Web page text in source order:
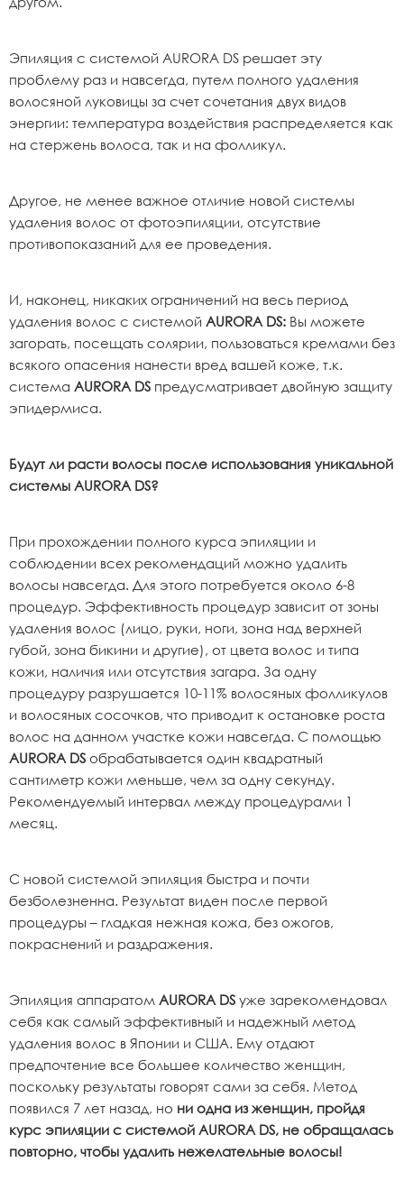
Эпиляция с системой AURORA DS решает эту
проблему раз и навсегда, путем полного удаления
волосяной луковицы за счет сочетания двух видов
энергии: температура воздействия распределяется как
на стержень волоса, так и на фолликул.
Другое, не менее важное отличие новой системы
удаления волос от фотоэпиляции, отсутствие
противопоказаний для ее проведения.
И, наконец, никаких ограничений на весь период
удаления волос с системой AURORA DS: Вы можете
загорать, посещать солярии, пользоваться кремами без
всякого опасения нанести вред вашей коже, т.к.
система AURORA DS предусматривает двойную защиту
эпидермиса.
Будут ли расти волосы после использования уникальной
системы AURORA DS?
При прохождении полного курса эпиляции и
соблюдении всех рекомендаций можно удалить
волосы навсегда. Для этого потребуется около 6-8
процедур. Эффективность процедур зависит от зоны
удаления волос (лицо, руки, ноги, зона над верхней
губой, зона бикини и другие), от цвета волос и типа
кожи, наличия или отсутствия загара. За одну
процедуру разрушается 10-11% волосяных фолликулов
и волосяных сосочков, что приводит к остановке роста
волос на данном участке кожи навсегда. С помощью
AURORA DS обрабатывается один квадратный
сантиметр кожи меньше, чем за одну секунду.
Рекомендуемый интервал между процедурами 1
месяц.
С новой системой эпиляция быстра и почти
безболезненна. Результат виден после первой
процедуры – гладкая нежная кожа, без ожогов,
покраснений и раздражения.
Эпиляция аппаратом AURORA DS уже зарекомендовал
себя как самый эффективный и надежный метод
удаления волос в Японии и США. Ему отдают
предпочтение все большее количество женщин,
поскольку результаты говорят сами за себя. Метод
появился 7 лет назад, но ни одна из женщин, пройдя
курс эпиляции с системой AURORA DS, не обращалась
повторно, чтобы удалить нежелательные волосы!